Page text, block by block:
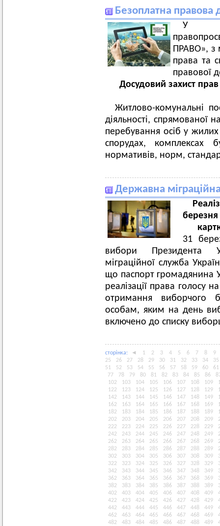
Безоплатна правова
У
ПРАВО», з
права та
правової
Досудовий захист
Житлово-комунальні
діяльності, спрямованої
перебування осіб у
спорудах, комплексах
нормативів, норм,
Державна
31
вибори Президента
міграційної служба
що паспорт громадянина
реалізації права голосу
отримання виборчого
особам, яким на день
включено до списку
сторiнка: ◄ 1 2 3 4 5 6 7 8
9
25
26 27 28 29 30 31 32 33 34
35
51
52 53 54 55 56 57 58 59 60
61
77
78 79 80 81 82 83 84 85 86
102
103 104 105 106 107 108 109
122
123 124 125 126 127 128 129
142
143 144 145 146 147 148 149
162
163 164 165 166 167 168 169
182
183 184 185 186 187 188 189
202
203 204 205 206 207 208 209
222
223 224 225 226 227 228 229
242
243 244 245 246 247 248 249
262
263 264 265 266 267 268 269
282
283 284 285 286 287 288 289
302
303 304 305 306 307 308 309
322
323 324 325 326 327 328 329
342
343 344 345 346 347 348 349
362
363 364 365 366 367 368 369
382
383 384 385 386 387 388 389
402
403 404 405 406 407 408 409
422
423 424 425 426 427 428 429
442
443 444 445 446 447 448 449
462
463 464 465 466 467 468 469
482
483 484 485 486 487 488 489